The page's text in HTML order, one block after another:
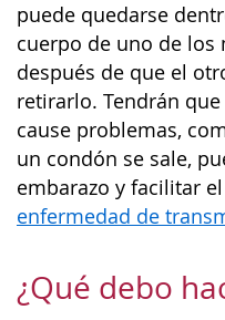
puede quedarse
cuerpo de uno de los
después de que el
retirarlo. Tendrán
cause problemas,
un condón se sale,
embarazo y facilitar
enfermedad de
¿Qué debo